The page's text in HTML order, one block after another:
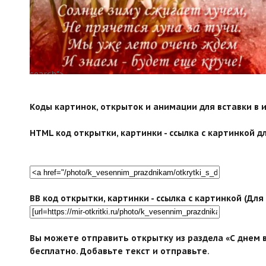
search">
Коды картинок, открыток и анимации для вставки в
HTML код открытки, картинки - ссылка с картинкой
BB код открытки, картинки - ссылка с картинкой
Вы можете отправить открытку из раздела «С днем
бесплатно. Добавьте текст и отправьте.